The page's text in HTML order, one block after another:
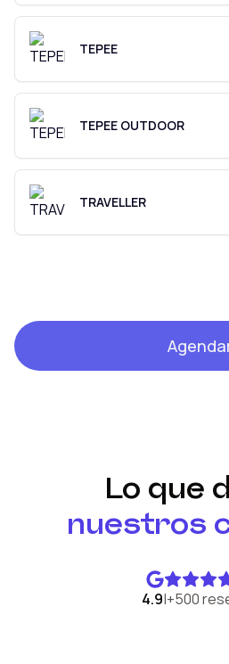
TEPEE
TEPEE OUTDOOR
TRAVELLER
Lo que
nuestros
4.9|+500